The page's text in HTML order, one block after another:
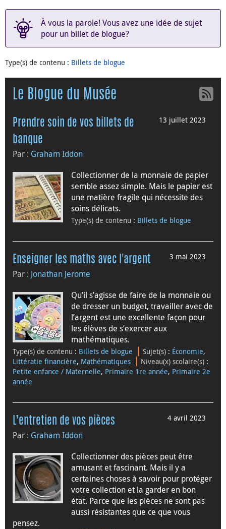
À vous la parole! Vous avez une idée de sujet
pour un billet de blogue?
Type(s) de contenu : Billets de blogue
Le Blogue du Musée
13 juillet 2023
Prendre soin de vos billets de
banque
Par : Graham Iddon
Collectionner de la monnaie de papier
semble assez simple. Mais le papier est
une matière fragile qui nécessite des
soins délicats.
Type(s) de contenu : Billets de blogue
3 mai 2023
Enseigner les maths avec l'argent
Par : Jonathan Jerome
Qu’il s’agisse de faire de la monnaie ou
de dresser un budget, travailler avec de
l’argent est une excellente façon pour
les élèves de s’exercer aux
mathématiques.
Type(s) de contenu : Billets de blogue Sujet(s) : Économie,
Littératie financière, Mathématiques Niveau(x) scolaire(s) :
Petite enfance / Maternelle, Primaire 1re année, Primaire 2e
année
4 avril 2023
L’entretien de vos pièces
Par : Graham Iddon
Collectionner des pièces peut être
amusant et fascinant. Mais il y a
certaines choses à savoir pour protéger
votre collection et la garder en bon
état. Parce que les pièces ne sont pas
aussi résistantes que ce que vous
pensez.